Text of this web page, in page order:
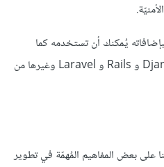
يُمكنك أن تستخدمه كما
تُستخدم أطر العمل الضّخمة كـDjango و Rails و Laravel وغيرها من
على بعض المفاهيم المُهمّة في تطوير